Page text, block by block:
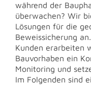
während der
überwachen? Wir
Lösungen für die
Beweissicherung
Kunden erarbeiten
Bauvorhaben ein
Monitoring und
Im Folgenden sind